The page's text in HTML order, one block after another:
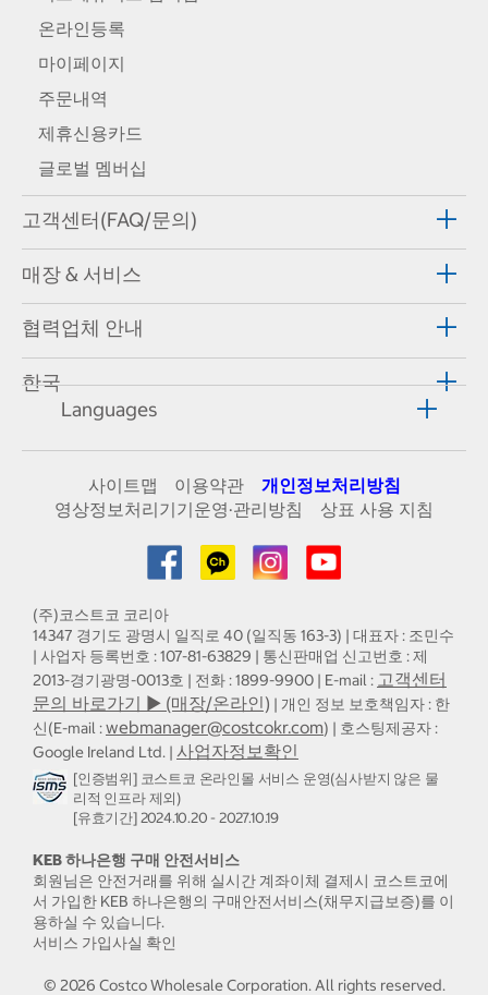
온라인등록
마이페이지
주문내역
제휴신용카드
글로벌 멤버십
고객센터(FAQ/문의)
매장 & 서비스
협력업체 안내
한국
Languages
사이트맵 이용약관
개인정보처리방침
영상정보처리기기운영·관리방침
상표 사용 지침
(주)코스트코 코리아
14347 경기도 광명시 일직로 40 (일직동 163-3) | 대표자 : 조민수
| 사업자 등록번호 : 107-81-63829 | 통신판매업 신고번호 : 제
2013-경기광명-0013호 | 전화 : 1899-9900 | E-mail : 고객센터
문의 바로가기 ▶ (매장/온라인) | 개인 정보 보호책임자 : 한
신(E-mail :webmanager@costcokr.com) | 호스팅제공자 :
Google Ireland Ltd. | 사업자정보확인
[인증범위] 코스트코 온라인몰 서비스 운영(심사받지 않은 물
리적 인프라 제외)
[유효기간] 2024.10.20 - 2027.10.19
KEB 하나은행 구매 안전서비스
회원님은 안전거래를 위해 실시간 계좌이체 결제시 코스트코에
서 가입한 KEB 하나은행의 구매안전서비스(채무지급보증)를 이
용하실 수 있습니다.
서비스 가입사실 확인
© 2026 Costco Wholesale Corporation.All rights reserved.